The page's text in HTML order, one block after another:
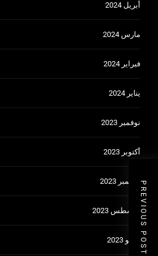
PREVIOUS POST
أبريل 2024
مارس 2024
فبراير 2024
يناير 2024
نوفمبر 2023
أكتوبر 2023
سبتمبر 2023
أغسطس 2023
يوليو 2023